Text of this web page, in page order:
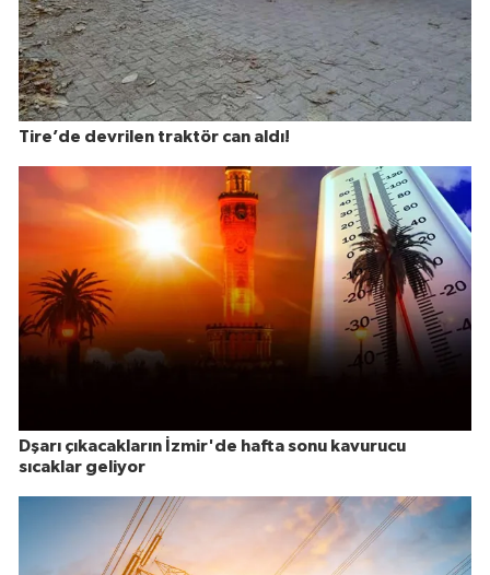
Tire’de devrilen traktör can aldı!
Dşarı çıkacakların İzmir'de hafta sonu kavurucu
sıcaklar geliyor